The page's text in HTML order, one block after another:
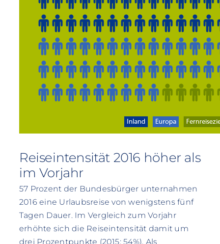
Reiseintensität 2016 höher als
im Vorjahr
57 Prozent der Bundesbürger unternahmen
2016 eine Urlaubsreise von wenigstens fünf
Tagen Dauer. Im Vergleich zum Vorjahr
erhöhte sich die Reiseintensität damit um
drei Prozentpunkte (2015: 54%). Als